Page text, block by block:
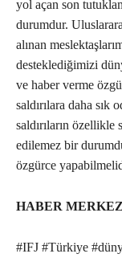
yol açan son
durumdur.
alınan
desteklediğimizi
ve haber verme
saldırılara daha sık
saldırıların
edilemez bir
özgürce
HABER
#IFJ #Türkiye